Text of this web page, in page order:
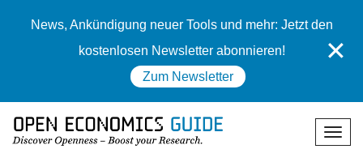
News, Ankündigung neuer Tools und mehr: Jetzt den
kostenlosen Newsletter abonnieren!
Zum Newsletter
✕